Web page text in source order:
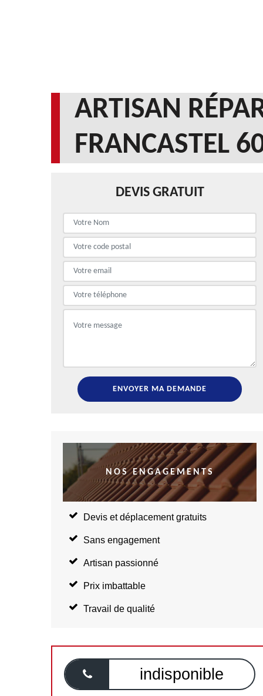
ARTISAN
FRANCASTEL
DEVIS GRATUIT
NOS ENGAGEMENTS
Devis et déplacement gratuits
Sans engagement
Artisan passionné
Prix imbattable
Travail de qualité
indisponible